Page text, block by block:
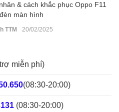
& cách khắc phục Oppo F11
màn hình
TTM 20/02/2025
miễn phí)
(08:30-20:00)
(08:30-20:00)